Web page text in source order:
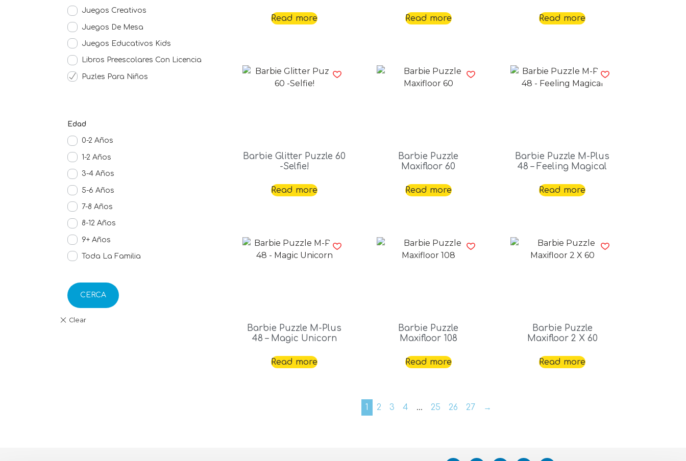
Juegos Creativos
Juegos De Mesa
Juegos Educativos Kids
Libros Preescolares Con Licencia
Puzles Para Niños
Edad
0-2 Años
1-2 Años
3-4 Años
5-6 Años
7-8 Años
8-12 Años
9+ Años
Toda La Familia
CERCA
Read more Read more Read more
Barbie Glitter Puzzle 60
-Selfie!
Read more
Barbie Puzzle
Maxifloor 60
Read more
Barbie Puzzle M-Plus
48 – Feeling Magical
Read more
Barbie Puzzle M-Plus
48 – Magic Unicorn
Read more
Barbie Puzzle
Maxifloor 108
Read more
Barbie Puzzle
Maxifloor 2 X 60
Read more
1 2 3 4 … 25 26 27 →